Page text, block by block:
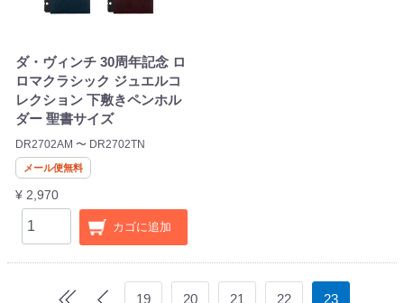
ダ・ヴィンチ 30周年記念 ロ
ロマクラシック ジュエルコ
レクション 下敷きペンホル
ダー 聖書サイズ
DR2702AM 〜 DR2702TN
メール便無料
¥ 2,970
カゴに追加
19 20 21 22 23